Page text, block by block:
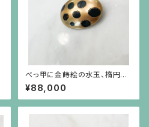
べっ甲に金蒔絵の水玉、楕円形
の小さなブローチ
¥88,000